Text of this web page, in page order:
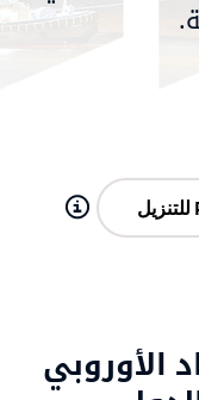
الأوروبي